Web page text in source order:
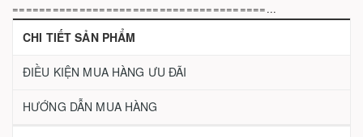
======================================...
CHI TIẾT SẢN PHẨM
ĐIỀU KIỆN MUA HÀNG ƯU ĐÃI
HƯỚNG DẪN MUA HÀNG